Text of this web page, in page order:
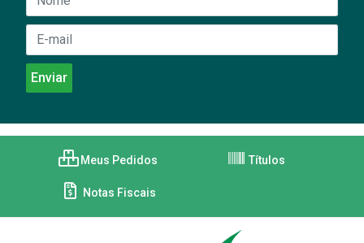
Meus Pedidos Títulos
Notas Fiscais